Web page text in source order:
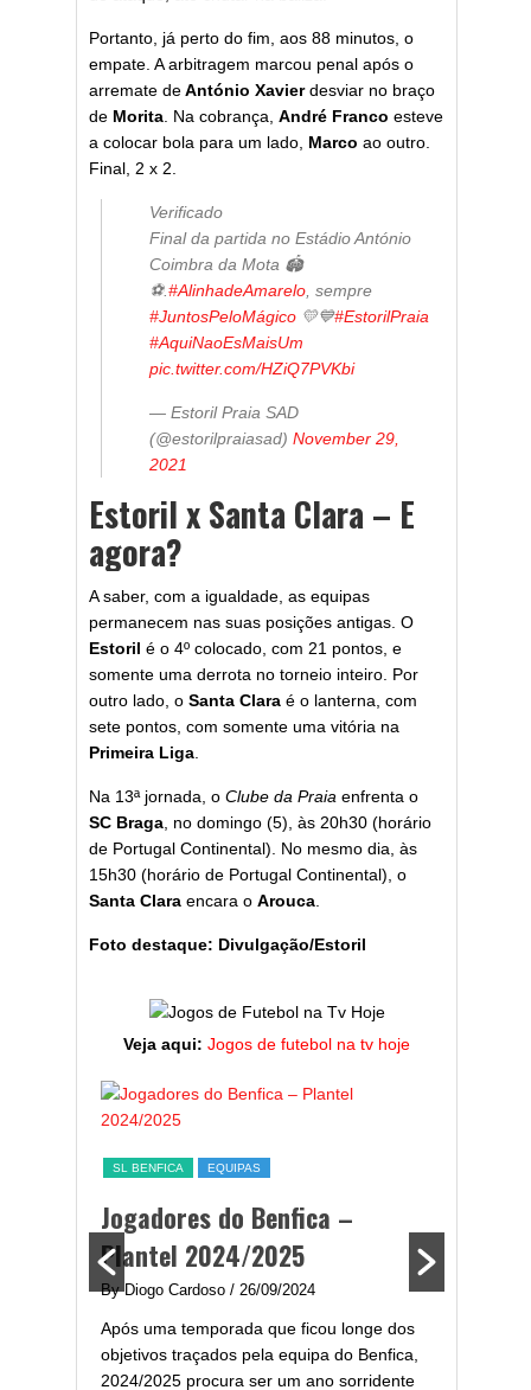
Portanto, já perto do fim, aos 88 minutos, o
empate. A arbitragem marcou penal após o
arremate deAntónio Xavierdesviar no braço
de Morita . Na cobrança, André Franco esteve
a colocar bola para um lado, Marco ao outro.
Final, 2 x 2.
Verificado
Final da partida no Estádio António
Coimbra da Mota 🏟
⚽.#AlinhadeAmarelo , sempre
#JuntosPeloMágico 💛💙#EstorilPraia
#AquiNaoEsMaisUm
pic.twitter.com/HZiQ7PVKbi
— Estoril Praia SAD
(@estorilpraiasad) November 29,
2021
Estoril x Santa Clara – E
agora?
A saber, com a igualdade, as equipas
permanecem nas suas posições antigas. O
Estoril é o 4º colocado, com 21 pontos, e
somente uma derrota no torneio inteiro. Por
outro lado, o Santa Clara é o lanterna, com
sete pontos, com somente uma vitória na
Primeira Liga
Na 13ª jornada, o Clube da Praia enfrenta o
SC Braga , no domingo (5), às 20h30 (horário
de Portugal Continental). No mesmo dia, às
15h30 (horário de Portugal Continental), o
Santa Clara encara o Arouca
Foto destaque: Divulgação/Estoril
Veja aqui: Jogos de futebol na tv hoje
SL BENFICA EQUIPAS
Jogadores do Benfica –
Plantel 2024/2025
By Diogo Cardoso / 26/09/2024
Após uma temporada que ficou longe dos
objetivos traçados pela equipa do Benfica,
2024/2025 procura ser um ano sorridente